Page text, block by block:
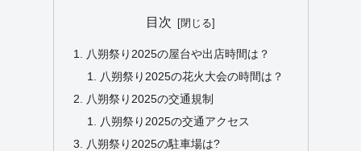
目次
八朔祭り2025の屋台や出店時間は？
八朔祭り2025の花火大会の時間は？
八朔祭り2025の交通規制
八朔祭り2025の交通アクセス
八朔祭り2025の駐車場は?